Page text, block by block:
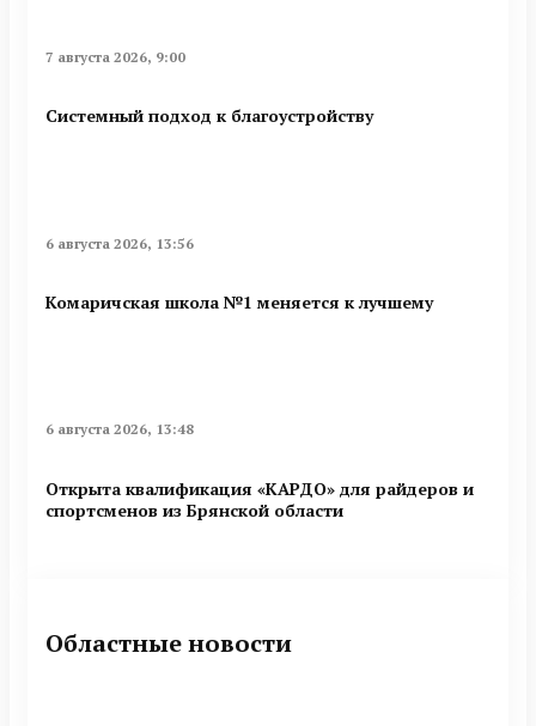
7 августа 2026, 9:00
Системный подход к благоустройству
6 августа 2026, 13:56
Комаричская школа №1 меняется к лучшему
6 августа 2026, 13:48
Открыта квалификация «КАРДО» для райдеров и
спортсменов из Брянской области
Областные новости